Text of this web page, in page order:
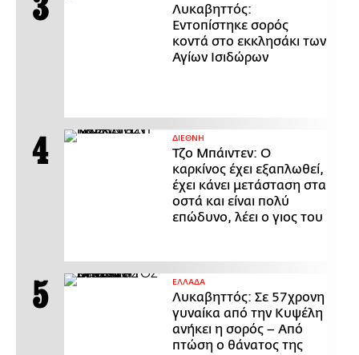
Λυκαβηττός:
Εντοπίστηκε σορός
κοντά στο εκκλησάκι των
Αγίων Ισιδώρων
ΔΙΕΘΝΗ
Τζο Μπάιντεν: Ο
καρκίνος έχει εξαπλωθεί,
έχει κάνει μετάσταση στα
οστά και είναι πολύ
επώδυνο, λέει ο γιος του
ΕΛΛΑΔΑ
Λυκαβηττός: Σε 57χρονη
γυναίκα από την Κυψέλη
ανήκει η σορός – Από
πτώση ο θάνατος της